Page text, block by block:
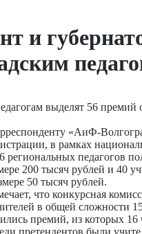
и
выделят 56 премий
«АиФ-
в рамках
региональных педагогов
200 тысяч рублей и 40
50 тысяч рублей.
что конкурсная
в общей сложности
премий, из которых
претендентов были